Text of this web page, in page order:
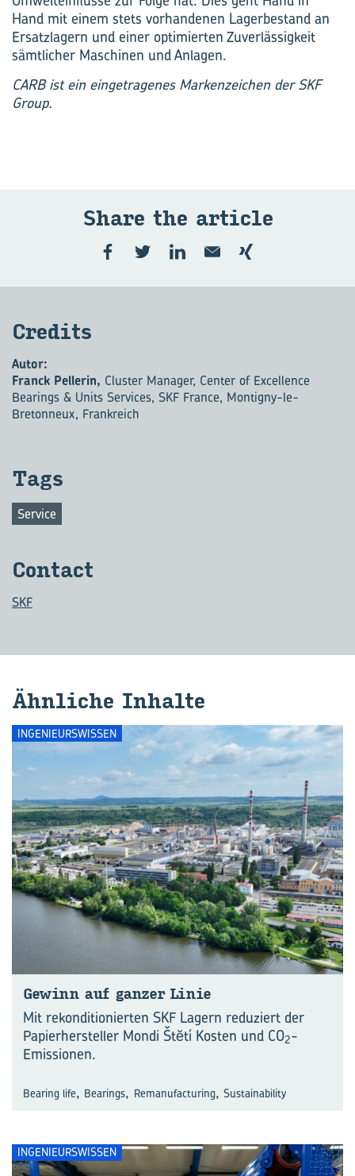
Hand mit einem stets vorhandenen Lagerbestand an
Ersatzlagern und einer optimierten Zuverlässigkeit
sämtlicher Maschinen und Anlagen.
CARB ist ein eingetragenes Markenzeichen der SKF
Group.
Share the ar­ticle
Cre­dits
Autor:
Franck Pellerin, Cluster Manager, Center of Excellence
Bearings & Units Services, SKF France, Montigny-le-
Bretonneux, Frankreich
Tags
Service
Con­tact
SKF
Ähn­li­che In­hal­te
INGENIEURSWISSEN
Ge­winn auf gan­zer Linie
Mit rekonditionierten SKF Lagern reduziert der
Papierhersteller Mondi Štĕtí Kosten und CO2-
Emissionen.
Bearing life, Bearings, Remanufacturing, Sustainability
INGENIEURSWISSEN